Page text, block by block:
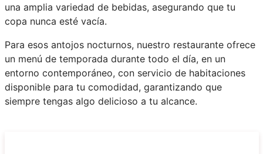
una amplia variedad de bebidas, asegurando que tu
copa nunca esté vacía.
Para esos antojos nocturnos, nuestro restaurante ofrece
un menú de temporada durante todo el día, en un
entorno contemporáneo, con servicio de habitaciones
disponible para tu comodidad, garantizando que
siempre tengas algo delicioso a tu alcance.